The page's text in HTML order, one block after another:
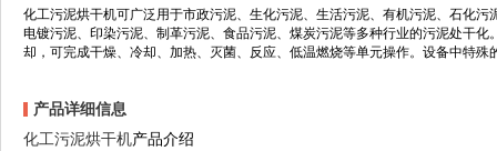
化工污泥烘干机可广泛用于市政污泥、生化污泥、生活污泥、有机污泥、石化
电镀污泥、印染污泥、制革污泥、食品污泥、煤炭污泥等多种行业的污泥处干
却，可完成干燥、冷却、加热、灭菌、反应、低温燃烧等单元操作。设备中特
产品详细信息
化工污泥烘干机产品介绍